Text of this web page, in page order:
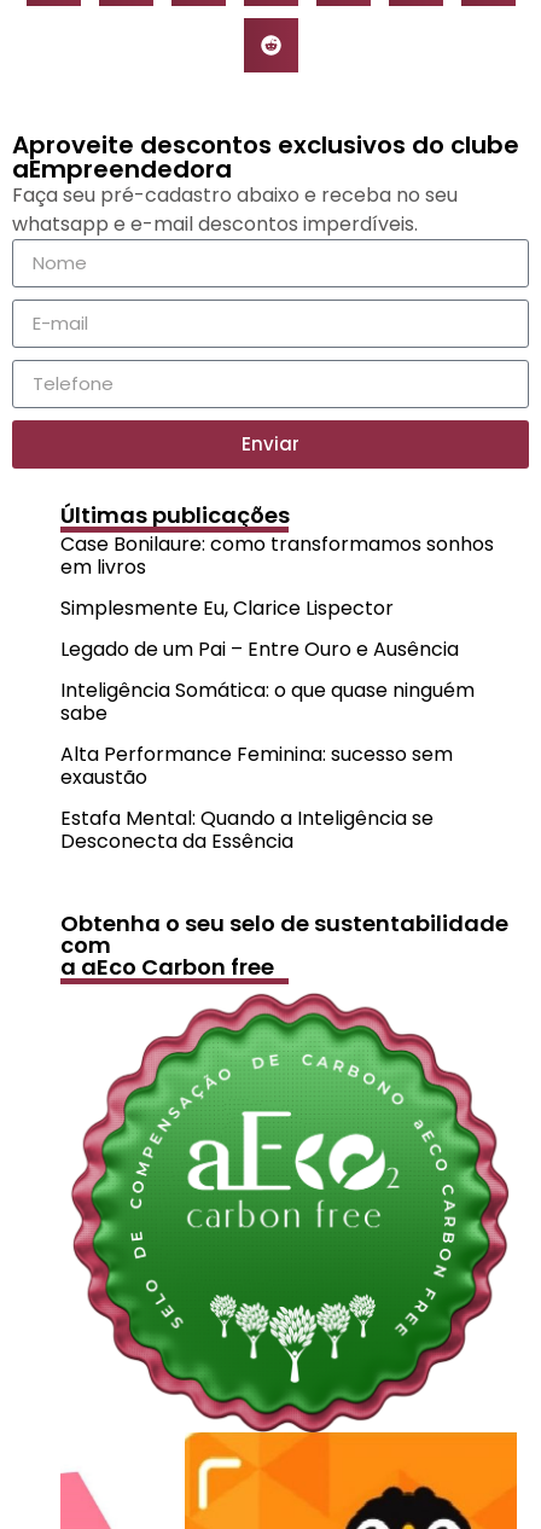
Aproveite descontos exclusivos do clube
aEmpreendedora
Faça seu pré-cadastro abaixo e receba no seu
whatsapp e e-mail descontos imperdíveis.
Enviar
Últimas publicações
Case Bonilaure: como transformamos sonhos
em livros
Simplesmente Eu, Clarice Lispector
Legado de um Pai – Entre Ouro e Ausência
Inteligência Somática: o que quase ninguém
sabe
Alta Performance Feminina: sucesso sem
exaustão
Estafa Mental: Quando a Inteligência se
Desconecta da Essência
Obtenha o seu selo de sustentabilidade
com
a aEco Carbon free